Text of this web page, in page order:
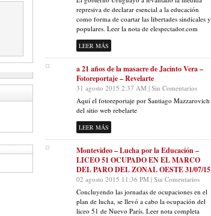
represiva de declarar esencial a la educación
como forma de coartar las libertades sindicales y
populares. Leer la nota de elespectador.com
LEER MÁS
a 21 años de la masacre de Jacinto Vera –
Fotoreportaje – Revelarte
31 agosto 2015 2:37 AM | Sin Comentarios
Aquí el fotoreportaje por Santiago Mazzarovich
del sitio web rebelarte
LEER MÁS
Montevideo – Lucha por la Educación –
LICEO 51 OCUPADO EN EL MARCO
DEL PARO DEL ZONAL OESTE 31/07/15
02 agosto 2015 11:36 PM | Sin Comentarios
Concluyendo las jornadas de ocupaciones en el
plan de lucha, se llevó a cabo la ocupación del
liceo 51 de Nuevo París. Leer nota completa